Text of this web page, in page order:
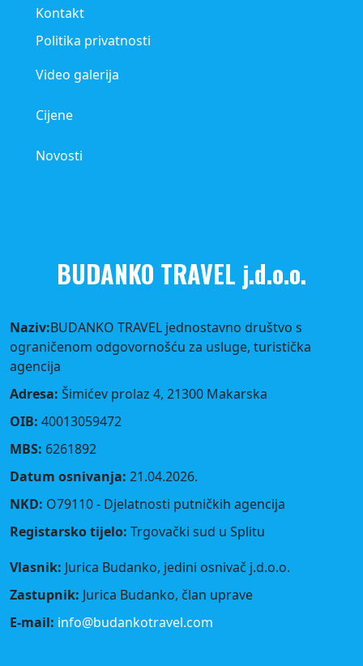
Kontakt
Politika privatnosti
Video galerija
Cijene
Novosti
BUDANKO TRAVEL j.d.o.o.
Naziv:BUDANKO TRAVEL jednostavno društvo s
ograničenom odgovornošću za usluge, turistička
agencija
Adresa: Šimićev prolaz 4, 21300 Makarska
OIB: 40013059472
MBS: 6261892
Datum osnivanja: 21.04.2026.
NKD: O79110 - Djelatnosti putničkih agencija
Registarsko tijelo: Trgovački sud u Splitu
Vlasnik: Jurica Budanko, jedini osnivač j.d.o.o.
Zastupnik: Jurica Budanko, član uprave
E-mail: info@budankotravel.com